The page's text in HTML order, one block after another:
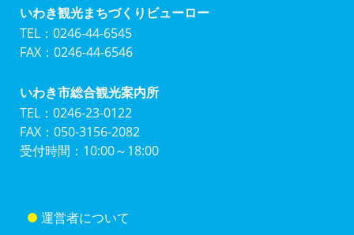
いわき観光まちづくりビューロー
TEL：0246-44-6545
FAX：0246-44-6546
いわき市総合観光案内所
TEL：0246-23-0122
FAX：050-3156-2082
受付時間：10:00～18:00
運営者について